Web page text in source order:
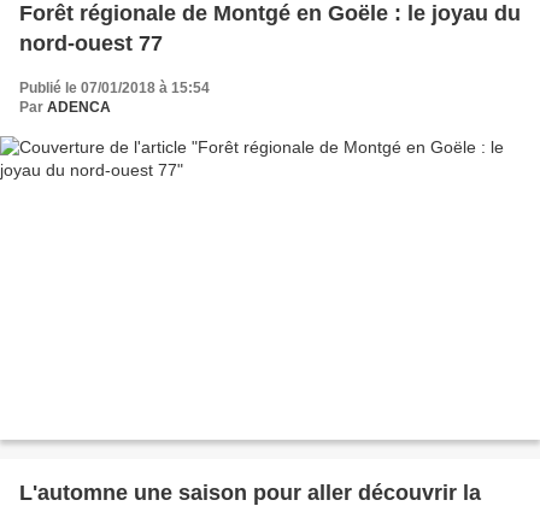
Forêt régionale de Montgé en Goële : le joyau du
nord-ouest 77
Publié le 07/01/2018 à 15:54
Par ADENCA
L'automne une saison pour aller découvrir la